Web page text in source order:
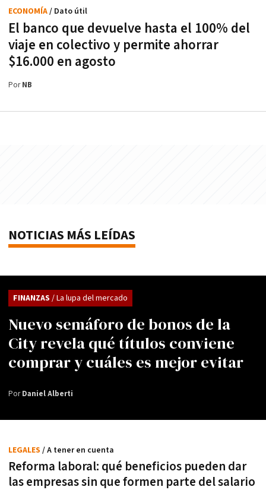
El banco que devuelve hasta el 100% del
viaje en colectivo y permite ahorrar
$16.000 en agosto
ECONOMÍA/ Dato útil
PorNB
NOTICIAS MÁS LEÍDAS
Nuevo semáforo de bonos de la
City revela qué títulos conviene
comprar y cuáles es mejor evitar
FINANZAS / La lupa del mercado
PorDaniel Alberti
Reforma laboral: qué beneficios pueden dar
las empresas sin que formen parte del salario
LEGALES / A tener en cuenta